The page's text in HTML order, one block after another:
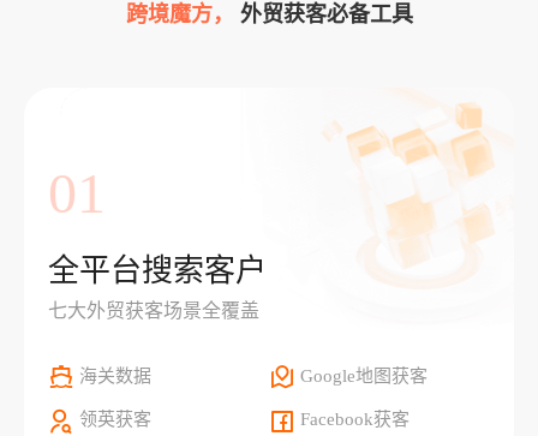
跨境魔方， 外贸获客必备工具
01
全平台搜索客户
七大外贸获客场景全覆盖
海关数据 Google地图获客
领英获客 Facebook获客